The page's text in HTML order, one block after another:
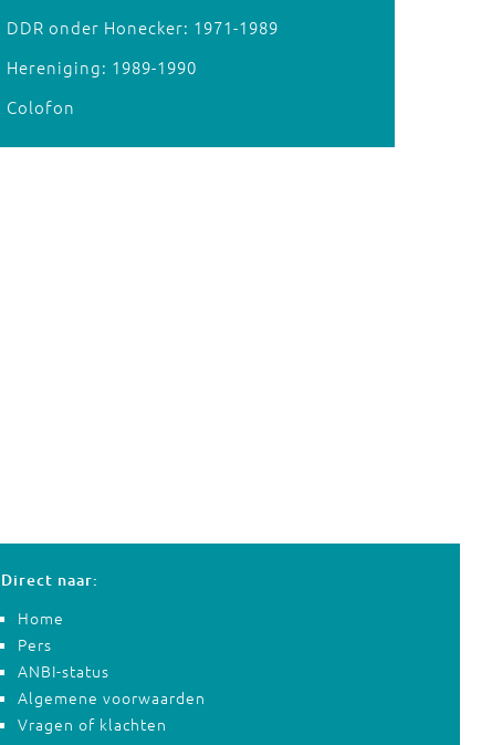
DDR onder Honecker: 1971-1989
Hereniging: 1989-1990
Colofon
Direct naar:
Home
Pers
ANBI-status
Algemene voorwaarden
Vragen of klachten